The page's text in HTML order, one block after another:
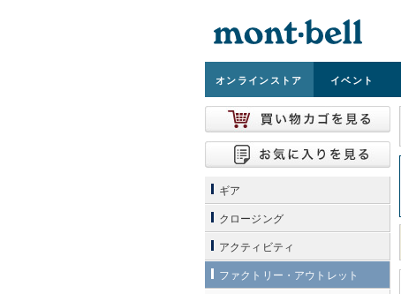
オンラインストア イベント
ギア
クロージング
アクティビティ
ファクトリー・アウトレット